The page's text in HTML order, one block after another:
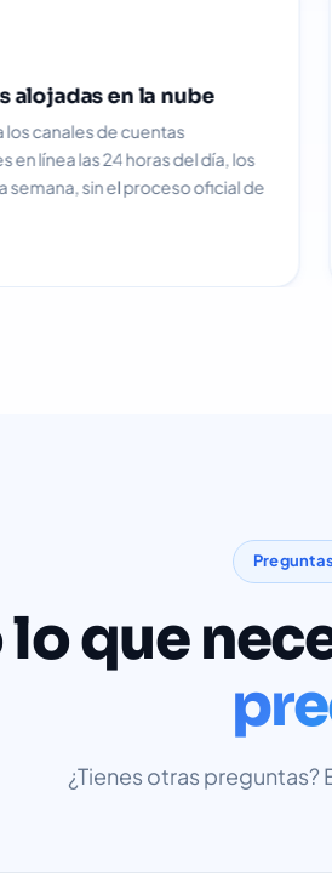
Cuentas alojadas en la
Mantenga los canales de cuentas
personales en línea las 24 horas
7 días de la semana, sin el
lo que
¿Tienes otras preguntas?